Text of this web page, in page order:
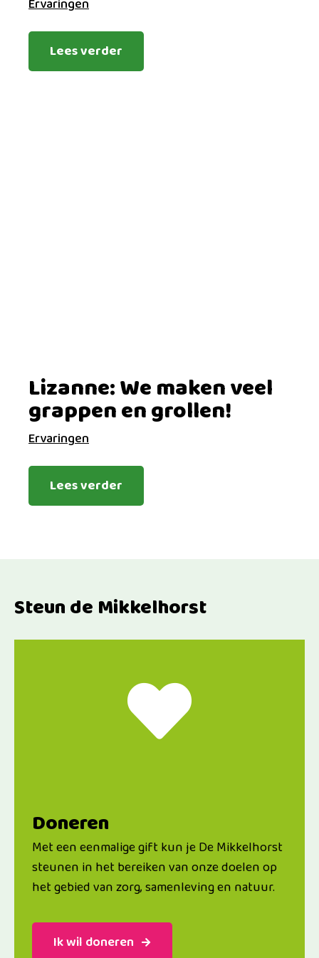
Ervaringen
Lees verder
Lizanne: We maken veel
grappen en grollen!
Ervaringen
Lees verder
Steun de Mikkelhorst
Doneren
Met een eenmalige gift kun je De Mikkelhorst
steunen in het bereiken van onze doelen op
het gebied van zorg, samenleving en natuur.
Ik wil doneren